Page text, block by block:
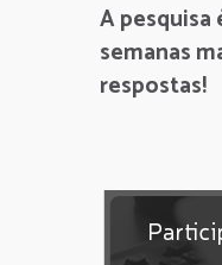
A pesquisa
semanas
respostas!